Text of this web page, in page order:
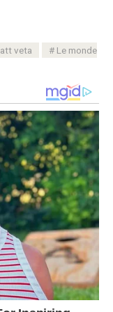
veta
Le monde